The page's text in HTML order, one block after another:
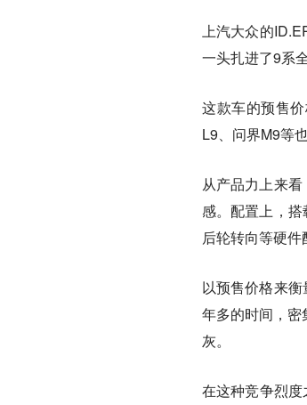
上汽大众的
一头扎进了9系
这款车的预售
L9、问界M9等
从产品力上来
感。配置上，
后轮转向等硬件
以预售价格来
年多的时间，
灰。
在这种竞争烈